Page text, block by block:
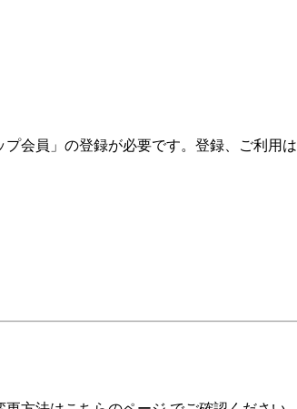
会員」の登録が必要です。登録、ご利用は